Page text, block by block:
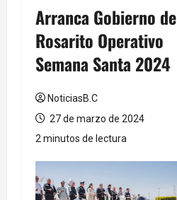
Arranca Gobierno de
Rosarito Operativo
Semana Santa 2024
NoticiasB.C
27 de marzo de 2024
2 minutos de lectura